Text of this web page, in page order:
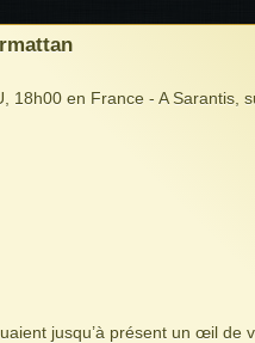
18h00 en France - A Sarantis,
jusqu’à présent un œil de